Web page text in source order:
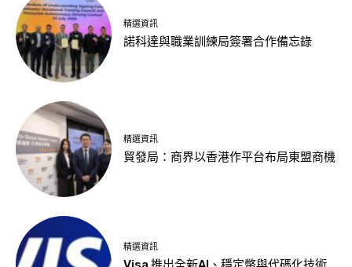
精選資訊
諾科達與職業訓練局簽署合作備忘錄
精選資訊
貿發局：商界以香港作平台布局東盟商機
精選資訊